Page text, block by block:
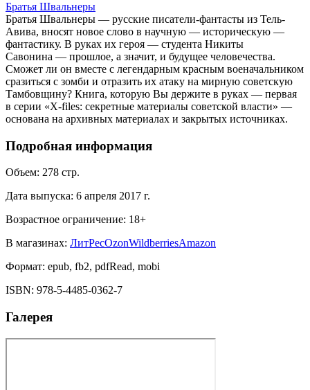
Братья Швальнеры
Братья Швальнеры — русские писатели-фантасты из Тель-
Авива, вносят новое слово в научную — историческую —
фантастику. В руках их героя — студента Никиты
Савонина — прошлое, а значит, и будущее человечества.
Сможет ли он вместе с легендарным красным военачальником
сразиться с зомби и отразить их атаку на мирную советскую
Тамбовщину? Книга, которую Вы держите в руках — первая
в серии «X-files: секретные материалы советской власти» —
основана на архивных материалах и закрытых источниках.
Подробная информация
Объем: 278 стр.
Дата выпуска: 6 апреля 2017 г.
Возрастное ограничение: 18+
В магазинах: ЛитРесOzonWildberriesAmazon
Формат: epub, fb2, pdfRead, mobi
ISBN: 978-5-4485-0362-7
Галерея